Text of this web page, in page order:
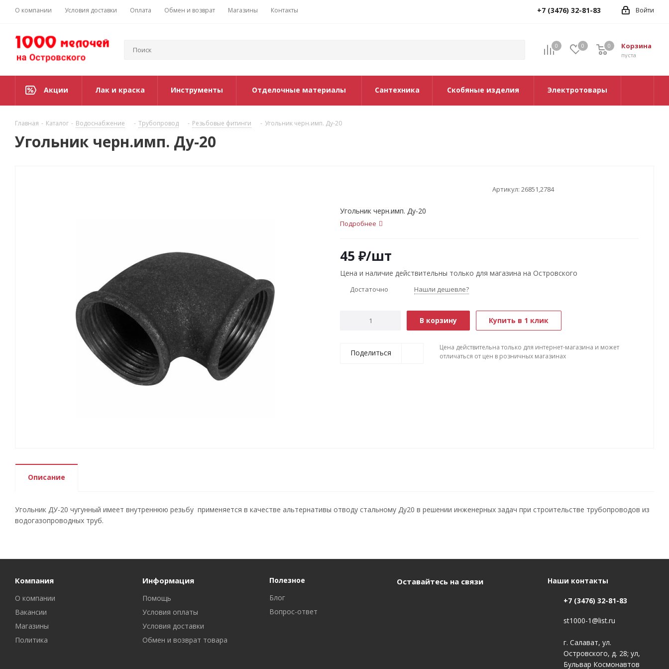
О компании Условия доставки Оплата Обмен и возврат Магазины Контакты Войти
+7 (3476) 32-81-83
0 0 Корзина
0
пуста
0
Акции Лак и краска Инструменты Отделочные материалы Сантехника Скобяные изделия Электротовары
Главная - Каталог - Водоснабжение - Трубопровод - Резьбовые фитинги - Угольник черн.имп. Ду-20
Угольник черн.имп. Ду-20
Артикул: 26851,2784
Угольник черн.имп. Ду-20
Подробнее
45 ₽/шт
Цена и наличие действительны только для магазина на Островского
Достаточно Нашли дешевле?
В корзину Купить в 1 клик
Поделиться
Цена действительна только для интернет-магазина и может
отличаться от цен в розничных магазинах
Описание
Угольник ДУ-20 чугунный имеет внутреннюю резьбу применяется в качестве альтернативы отводу стальному Ду20 в решении инженерных задач при строительстве трубопроводов из
водогазопроводных труб.
Компания
О компании
Вакансии
Магазины
Политика
Информация
Помощь
Условия оплаты
Условия доставки
Обмен и возврат товара
Полезное
Блог
Вопрос-ответ
Оставайтесь на связи Наши контакты
+7 (3476) 32-81-83
st1000-1@list.ru
г. Салават, ул.
Островского, д. 28; ул,
Бульвар Космонавтов